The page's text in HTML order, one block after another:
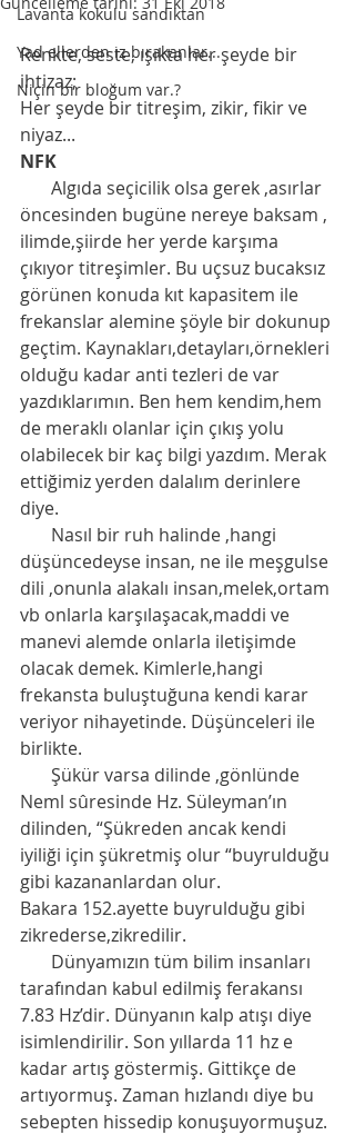
Lavanta kokulu sandıktan
Yad ellerden iz bırakanlar...
Niçin bir bloğum var.?
Renkte, seste, ışıkta her şeyde bir
ihtizaz;
Her şeyde bir titreşim, zikir, fikir ve
niyaz...
NFK
öncesinden bugüne nereye baksam ,
ilimde,şiirde her yerde karşıma
çıkıyor titreşimler. Bu uçsuz bucaksız
görünen konuda kıt kapasitem ile
frekanslar alemine şöyle bir dokunup
geçtim. Kaynakları,detayları,örnekleri
olduğu kadar anti tezleri de var
yazdıklarımın. Ben hem kendim,hem
de meraklı olanlar için çıkış yolu
olabilecek bir kaç bilgi yazdım. Merak
ettiğimiz yerden dalalım derinlere
diye.
düşüncedeyse insan, ne ile meşgulse
dili ,onunla alakalı insan,melek,ortam
vb onlarla karşılaşacak,maddi ve
manevi alemde onlarla iletişimde
olacak demek. Kimlerle,hangi
frekansta buluştuğuna kendi karar
veriyor nihayetinde. Düşünceleri ile
birlikte.
Neml sûresinde Hz. Süleyman’ın
dilinden, “Şükreden ancak kendi
iyiliği için şükretmiş olur “buyrulduğu
gibi kazananlardan olur.
Bakara 152.ayette buyrulduğu gibi
zikrederse,zikredilir.
tarafından kabul edilmiş ferakansı
7.83 Hz’dir. Dünyanın kalp atışı diye
isimlendirilir. Son yıllarda 11 hz e
kadar artış göstermiş. Gittikçe de
artıyormuş. Zaman hızlandı diye bu
sebepten hissedip konuşuyormuşuz.